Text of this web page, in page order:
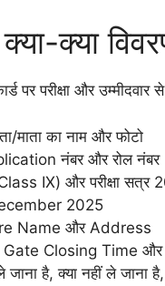
क्या
पर परीक्षा और उम्मीदवार
माता का नाम और फोटो
नंबर और रोल नंबर
IX) और परीक्षा
2025
Name और Address
Closing Time और
ले जाना है, क्या नहीं ले